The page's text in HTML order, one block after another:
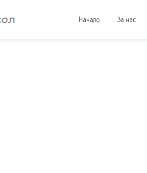
Начало За нас